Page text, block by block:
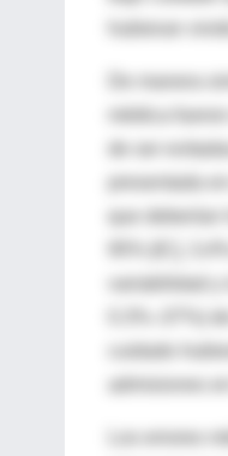
hubieran
presentada
95% [IC],
0.3%-.07%)
cuidado
Los errores